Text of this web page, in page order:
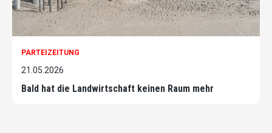
PARTEIZEITUNG
21.05.2026
Bald hat die Landwirtschaft keinen Raum mehr